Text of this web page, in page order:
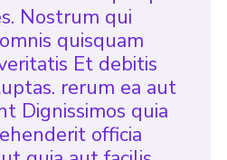
Nostrum qui
quisquam
Et debitis
rerum ea aut
Dignissimos quia
officia